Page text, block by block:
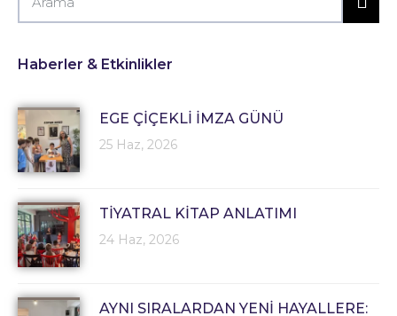
Haberler & Etkinlikler
EGE ÇİÇEKLİ İMZA GÜNÜ
25 Haz, 2026
TİYATRAL KİTAP ANLATIMI
24 Haz, 2026
AYNI SIRALARDAN YENİ HAYALLERE: